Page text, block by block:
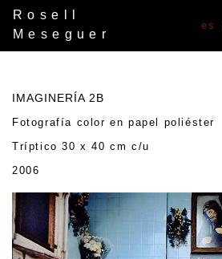
Rosell
Meseguer
es
IMAGINERÍA 2B
Fotografía color en papel poliéster
Tríptico 30 x 40 cm c/u
2006